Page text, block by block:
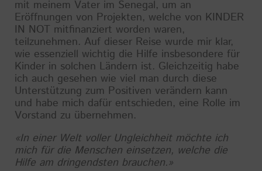
mit meinem Vater im Senegal, um an
Eröffnungen von Projekten, welche von KINDER
IN NOT mitfinanziert worden waren,
teilzunehmen. Auf dieser Reise wurde mir klar,
wie essenziell wichtig die Hilfe insbesondere für
Kinder in solchen Ländern ist. Gleichzeitig habe
ich auch gesehen wie viel man durch diese
Unterstützung zum Positiven verändern kann
und habe mich dafür entschieden, eine Rolle im
Vorstand zu übernehmen.
«In einer Welt voller Ungleichheit möchte ich
mich für die Menschen einsetzen, welche die
Hilfe am dringendsten brauchen.»